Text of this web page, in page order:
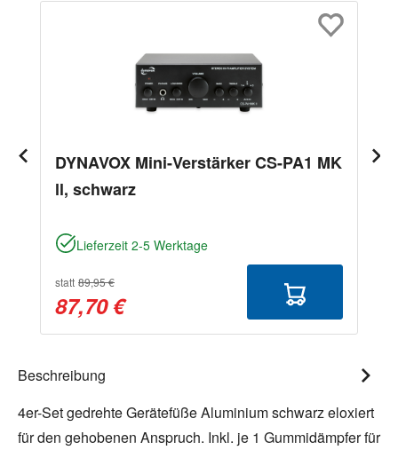
DYNAVOX Mini-Verstärker CS-PA1 MK
ll, schwarz
Lieferzeit 2-5 Werktage
statt 89,95 €
87,70 €
Beschreibung
4er-Set gedrehte Gerätefüße Aluminium schwarz eloxiert
für den gehobenen Anspruch. Inkl. je 1 Gummidämpfer für